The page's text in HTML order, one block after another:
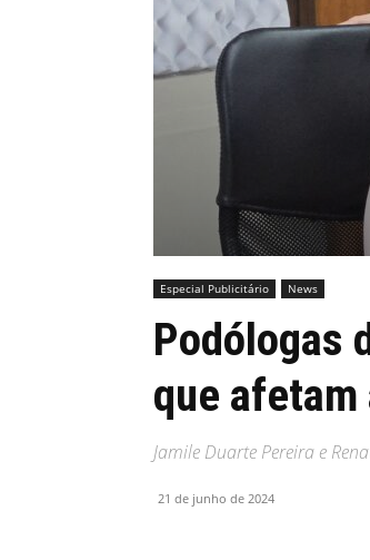
Especial Publicitário News
Podólogas
que afetam
Jamile Duarte Pereira e
21 de junho de 2024